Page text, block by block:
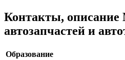
Контакты, описание
автозапчастей и
Образование